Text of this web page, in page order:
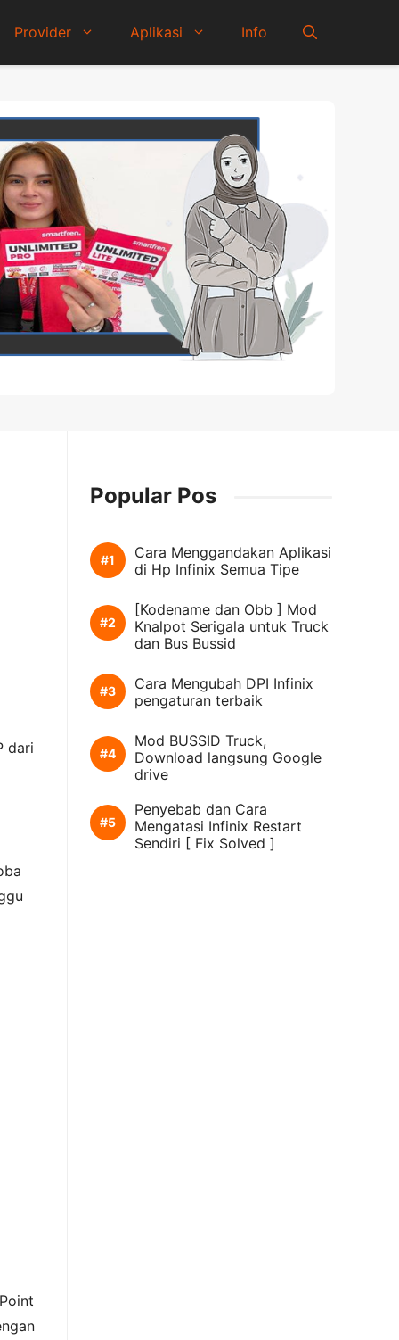
Provider Aplikasi Info
dari
Popular Pos
Cara Menggandakan Aplikasi
di Hp Infinix Semua Tipe
[Kodename dan Obb ] Mod
Knalpot Serigala untuk Truck
dan Bus Bussid
Cara Mengubah DPI Infinix
pengaturan terbaik
Mod BUSSID Truck,
Download langsung Google
drive
Penyebab dan Cara
Mengatasi Infinix Restart
Sendiri [ Fix Solved ]